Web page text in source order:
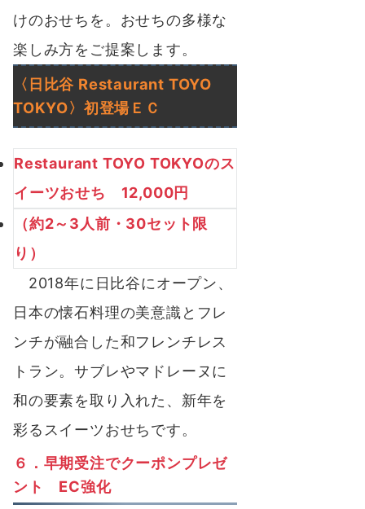
けのおせちを。おせちの多様な
楽しみ方をご提案します。
〈日比谷 Restaurant TOYO
TOKYO〉初登場ＥＣ
Restaurant TOYO TOKYOのス
イーツおせち 12,000円
（約2～3人前・30セット限
り）
2018年に日比谷にオープン、
日本の懐石料理の美意識とフレ
ンチが融合した和フレンチレス
トラン。サブレやマドレーヌに
和の要素を取り入れた、新年を
彩るスイーツおせちです。
６．早期受注でクーポンプレゼ
ント EC強化